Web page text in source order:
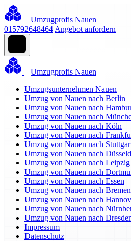
Umzugprofis Nauen
015792648464 Angebot anfordern
Umzugprofis Nauen
Umzugsunternehmen Nauen
Umzug von Nauen nach Berlin
Umzug von Nauen nach
Umzug von Nauen nach
Umzug von Nauen nach Köln
Umzug von Nauen nach
Umzug von Nauen nach
Umzug von Nauen nach
Umzug von Nauen nach Leipzig
Umzug von Nauen nach
Umzug von Nauen nach Essen
Umzug von Nauen nach Bremen
Umzug von Nauen nach
Umzug von Nauen nach
Umzug von Nauen nach
Impressum
Datenschutz